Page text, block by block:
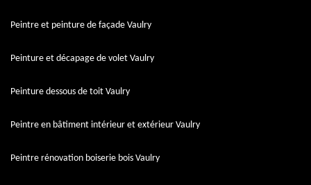
Peintre et peinture de façade Vaulry
Peinture et décapage de volet Vaulry
Peinture dessous de toit Vaulry
Peintre en bâtiment intérieur et extérieur Vaulry
Peintre rénovation boiserie bois Vaulry